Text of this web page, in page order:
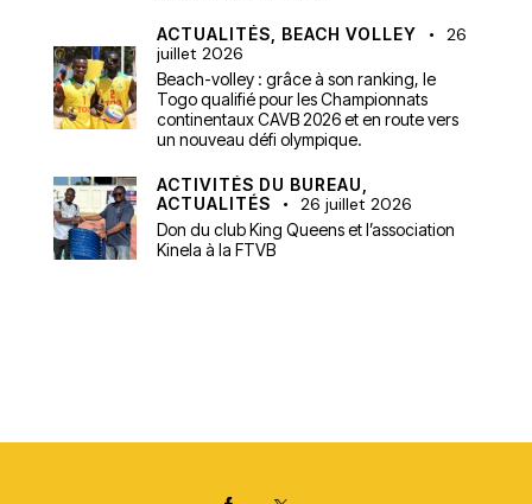
ACTUALITÉS, BEACH VOLLEY
26
juillet 2026
Beach-volley : grâce à son ranking, le
Togo qualifié pour les Championnats
continentaux CAVB 2026 et en route vers
un nouveau défi olympique.
ACTIVITÉS DU BUREAU,
ACTUALITÉS
26 juillet 2026
Don du club King Queens et l’association
Kinela à la FTVB